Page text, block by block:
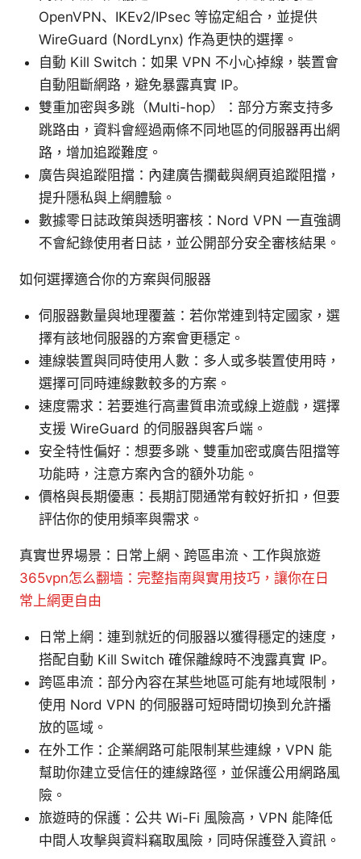
OpenVPN、IKEv2/IPsec 等協定組合，並提供
WireGuard (NordLynx) 作為更快的選擇。
自動 Kill Switch：如果 VPN 不小心掉線，裝置會
自動阻斷網路，避免暴露真實 IP。
雙重加密與多跳（Multi-hop）：部分方案支持多
跳路由，資料會經過兩條不同地區的伺服器再出網
路，增加追蹤難度。
廣告與追蹤阻擋：內建廣告攔截與網頁追蹤阻擋，
提升隱私與上網體驗。
數據零日誌政策與透明審核：Nord VPN 一直強調
不會紀錄使用者日誌，並公開部分安全審核結果。
如何選擇適合你的方案與伺服器
伺服器數量與地理覆蓋：若你常連到特定國家，選
擇有該地伺服器的方案會更穩定。
連線裝置與同時使用人數：多人或多裝置使用時，
選擇可同時連線數較多的方案。
速度需求：若要進行高畫質串流或線上遊戲，選擇
支援 WireGuard 的伺服器與客戶端。
安全特性偏好：想要多跳、雙重加密或廣告阻擋等
功能時，注意方案內含的額外功能。
價格與長期優惠：長期訂閱通常有較好折扣，但要
評估你的使用頻率與需求。
真實世界場景：日常上網、跨區串流、工作與旅遊
365vpn怎么翻墙：完整指南與實用技巧，讓你在日
常上網更自由
日常上網：連到就近的伺服器以獲得穩定的速度，
搭配自動 Kill Switch 確保離線時不洩露真實 IP。
跨區串流：部分內容在某些地區可能有地域限制，
使用 Nord VPN 的伺服器可短時間切換到允許播
放的區域。
在外工作：企業網路可能限制某些連線，VPN 能
幫助你建立受信任的連線路徑，並保護公用網路風
險。
旅遊時的保護：公共 Wi-Fi 風險高，VPN 能降低
中間人攻擊與資料竊取風險，同時保護登入資訊。